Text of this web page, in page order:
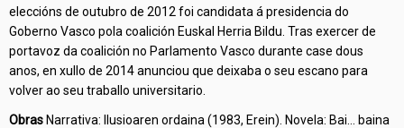
eleccións de outubro de 2012 foi candidata á presidencia do
Goberno Vasco pola coalición Euskal Herria Bildu. Tras exercer de
portavoz da coalición no Parlamento Vasco durante case dous
anos, en xullo de 2014 anunciou que deixaba o seu escano para
volver ao seu traballo universitario.
Obras Narrativa: Ilusioaren ordaina (1983, Erein). Novela: Bai… baina